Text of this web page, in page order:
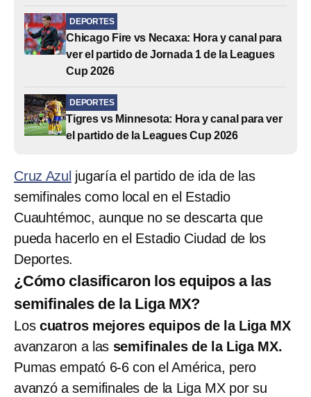
DEPORTES
Chicago Fire vs Necaxa: Hora y canal para
ver el partido de Jornada 1 de la Leagues
Cup 2026
DEPORTES
Tigres vs Minnesota: Hora y canal para ver
el partido de la Leagues Cup 2026
Cruz Azul jugaría el partido de ida de las
semifinales como local en el Estadio
Cuauhtémoc, aunque no se descarta que
pueda hacerlo en el Estadio Ciudad de los
Deportes.
¿Cómo clasificaron los equipos a las
semifinales de la Liga MX?
Loscuatros mejores equipos de la Liga MX
avanzaron a las semifinales de la Liga MX.
Pumas empató 6-6 con el América, pero
avanzó a semifinales de la Liga MX por su